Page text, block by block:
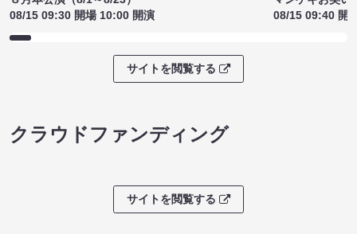
08/15 09:30 開場 10:00 開演
08/15 09:40 開
サイトを閲覧する
クラウドファンディング
サイトを閲覧する